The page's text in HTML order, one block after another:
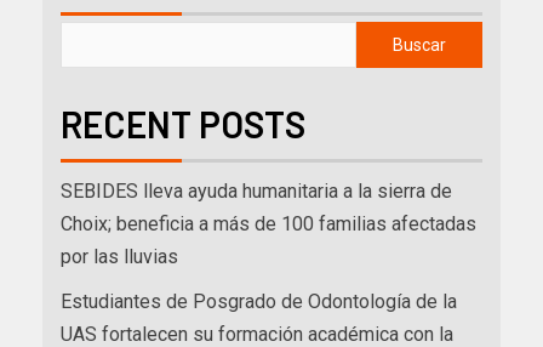
Buscar
RECENT POSTS
SEBIDES lleva ayuda humanitaria a la sierra de
Choix; beneficia a más de 100 familias afectadas
por las lluvias
Estudiantes de Posgrado de Odontología de la
UAS fortalecen su formación académica con la